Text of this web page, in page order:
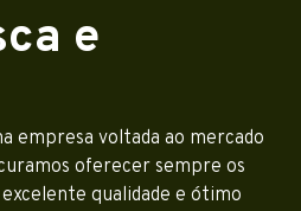
e
empresa voltada ao mercado
oferecer sempre os
qualidade e ótimo